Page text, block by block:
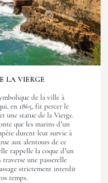
LA VIERGE
de la ville à
en 1865, fit percer le
une statue de la Vierge.
que les marins d’un
durent leur survie à
aux alentours de ce
rappelle la coque d’un
une passerelle
strictement interdit
temps.